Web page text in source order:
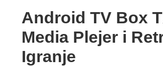
Android TV Box
Media Plejer i
Igranje